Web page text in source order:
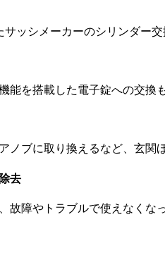
ッシメーカーのシリンダー交
能を搭載した電子錠への交換
ノブに取り換えるなど、玄関
去
故障やトラブルで使えなくな